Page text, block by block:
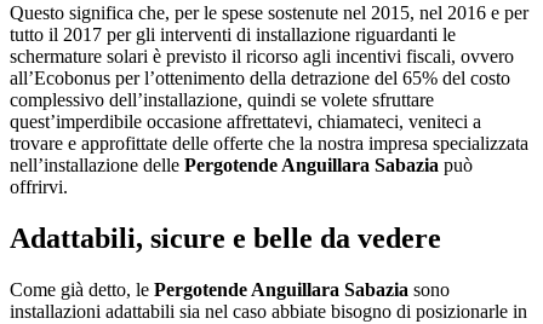
Questo significa che, per le spese sostenute nel 2015, nel 2016 e per
tutto il 2017 per gli interventi di installazione riguardanti le
schermature solari è previsto il ricorso agli incentivi fiscali, ovvero
all’Ecobonus per l’ottenimento della detrazione del 65% del costo
complessivo dell’installazione, quindi se volete sfruttare
quest’imperdibile occasione affrettatevi, chiamateci, veniteci a
trovare e approfittate delle offerte che la nostra impresa specializzata
nell’installazione delle Pergotende Anguillara Sabazia può
offrirvi.
Adattabili, sicure e belle da vedere
Come già detto, le Pergotende Anguillara Sabazia sono
installazioni adattabili sia nel caso abbiate bisogno di posizionarle in